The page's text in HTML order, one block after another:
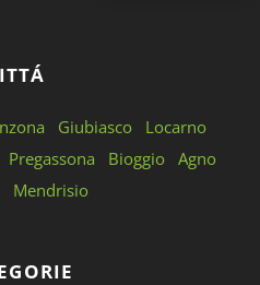
Giubiasco
Locarno
Pregassona Bioggio Agno
Mendrisio